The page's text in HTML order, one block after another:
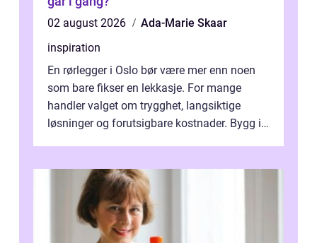
02 august 2026
Ada-Marie Skaar
inspiration
En rørlegger i Oslo bør være mer enn noen
som bare fikser en lekkasje. For mange
handler valget om trygghet, langsiktige
løsninger og forutsigbare kostnader. Bygg i